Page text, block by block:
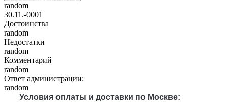
random
30.11.-0001
Достоинства
random
Недостатки
random
Комментарий
random
Ответ администрации:
random
Условия оплаты и доставки по Москве: